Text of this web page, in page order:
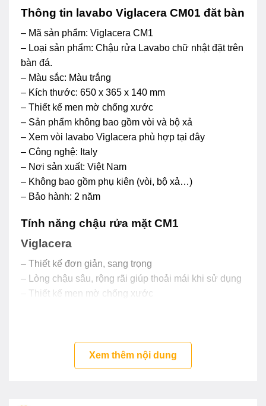
Thông tin lavabo Viglacera CM01 đăt bàn
– Mã sản phẩm: Viglacera CM1
– Loại sản phẩm: Chậu rửa Lavabo chữ nhật đặt trên
bàn đá.
– Màu sắc: Màu trắng
– Kích thước: 650 x 365 x 140 mm
– Thiết kế men mờ chống xước
– Sản phẩm không bao gồm vòi và bộ xả
– Xem vòi lavabo Viglacera phù hợp tại đây
– Công nghệ: Italy
– Nơi sản xuất: Việt Nam
– Không bao gồm phụ kiên (vòi, bộ xả…)
– Bảo hành: 2 năm
Tính năng chậu rửa mặt CM1
Viglacera
– Thiết kế đơn giản, sang trọng
– Lòng chậu sâu, rộng rãi giúp thoải mái khi sử dụng
– Thiết kế men mờ chống xước
Xem thêm nội dung